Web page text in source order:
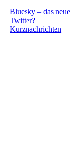
Bluesky – das neue
Twitter?
Kurznachrichten